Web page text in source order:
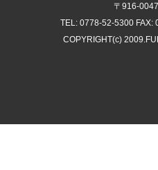
〒916-
TEL: 0778-52-5300 FAX:
COPYRIGHT(c)